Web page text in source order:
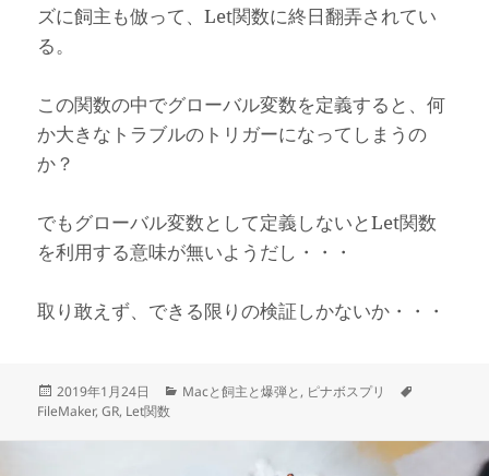
ズに飼主も倣って、Let関数に終日翻弄されてい
る。
この関数の中でグローバル変数を定義すると、何
か大きなトラブルのトリガーになってしまうの
か？
でもグローバル変数として定義しないとLet関数
を利用する意味が無いようだし・・・
取り敢えず、できる限りの検証しかないか・・・
投
稿
2019年1月24日
カ
Macと飼主と爆弾と , ピナボスプリ
FileMaker,GR, Let関数